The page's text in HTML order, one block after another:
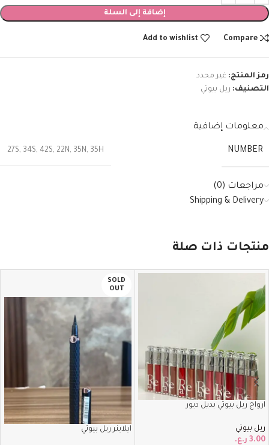
إضافة إلى السلة
Compare
Add to wishlist
رمز المنتج: غير محدد
التصنيف: ريل بيوتي
معلومات إضافية
NUMBER
27S, 34S, 42S, 22N, 35N, 35H
مراجعات (0)
Shipping & Delivery
منتجات ذات صلة
ارواج ريل بيوتي بديل ديور
ريل بيوتي
3.00 ر.ع.
SOLD
OUT
ايلاينر ريل بيوتي